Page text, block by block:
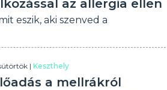
az allergia ellen
eszik, aki szenved a
|Keszthely
a mellrákról